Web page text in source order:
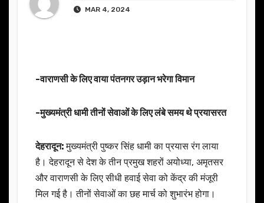
MAR 4, 2024
-वाराणसी के लिए वाया पंतनगर उड़ान भरेगा विमान
-मुख्यमंत्री धामी तीनों सेवाओं के लिए लंबे समय थे प्रयासरत
देहरादून:मुख्यमंत्री पुष्कर सिंह धामी का प्रयास रंग लाया
है। देहरादून से देश के तीन प्रमुख शहरों अयोध्या, अमृतसर
और वाराणसी के लिए सीधी हवाई सेवा को केंद्र की मंजूरी
मिल गई है। तीनों सेवाओं का छह मार्च को शुभारंभ होगा।